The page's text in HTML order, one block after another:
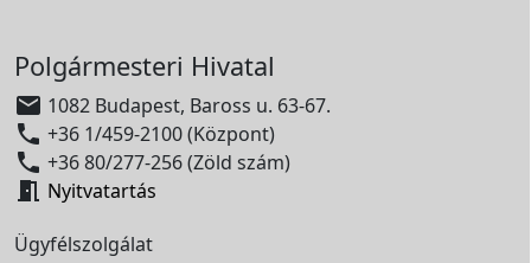
Polgármesteri Hivatal
 1082 Budapest, Baross u. 63-67.
 +36 1/459-2100 (Központ)
 +36 80/277-256 (Zöld szám)
 Nyitvatartás
Ügyfélszolgálat